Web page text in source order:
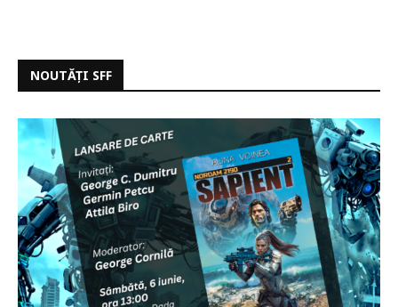
NOUTĂȚI SFF